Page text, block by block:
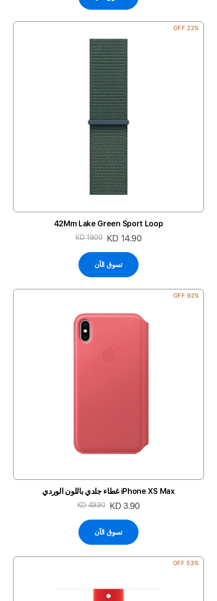
22% OFF
42Mm Lake Green Sport Loop
السعر
KD 14.90
KD 19.00
تسوق الآن
92% OFF
iPhone XS Max غطاء جلدي باللون الوردي
السعر
KD 3.90
KD 49.90
تسوق الآن
53% OFF